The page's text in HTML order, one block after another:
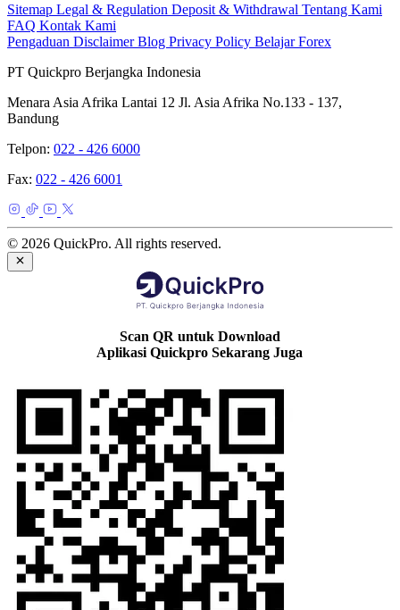
Sitemap Legal & Regulation Deposit & Withdrawal Tentang Kami
FAQ Kontak Kami
Pengaduan DisclaimerBlog Privacy Policy Belajar Forex
PT Quickpro Berjangka Indonesia
Menara Asia Afrika Lantai 12 Jl. Asia Afrika No.133 - 137,
Bandung
Telpon: 022 - 426 6000
Fax: 022 - 426 6001
© 2026 QuickPro. All rights reserved.
Scan QR untuk Download
Aplikasi Quickpro Sekarang Juga